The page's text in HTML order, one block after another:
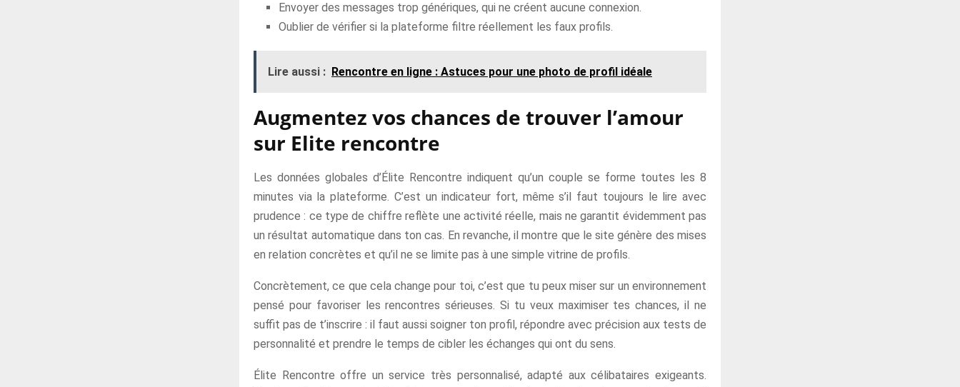
Envoyer des messages trop génériques, qui ne créent aucune connexion.
Oublier de vérifier si la plateforme filtre réellement les faux profils.
Lire aussi : Rencontre en ligne : Astuces pour une photo de profil idéale
Augmentez vos chances de trouver l’amour
sur Elite rencontre
Les données globales d’Élite Rencontre indiquent qu’un couple se forme toutes les 8
minutes via la plateforme. C’est un indicateur fort, même s’il faut toujours le lire avec
prudence : ce type de chiffre reflète une activité réelle, mais ne garantit évidemment pas
un résultat automatique dans ton cas. En revanche, il montre que le site génère des mises
en relation concrètes et qu’il ne se limite pas à une simple vitrine de profils.
Concrètement, ce que cela change pour toi, c’est que tu peux miser sur un environnement
pensé pour favoriser les rencontres sérieuses. Si tu veux maximiser tes chances, il ne
suffit pas de t’inscrire : il faut aussi soigner ton profil, répondre avec précision aux tests de
personnalité et prendre le temps de cibler les échanges qui ont du sens.
Élite Rencontre offre un service très personnalisé, adapté aux célibataires exigeants.